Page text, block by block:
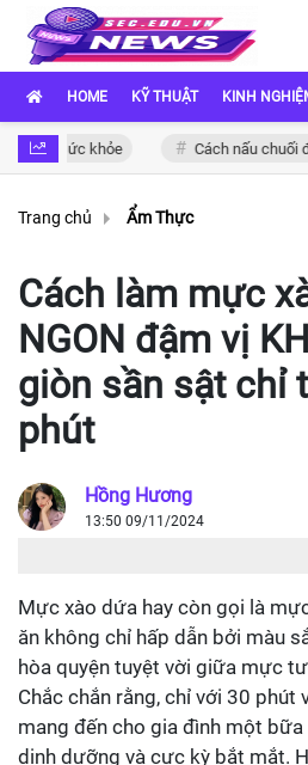
HOME KỸ THUẬT KINH
khỏe Cách nấu chuối đậu ốc
Trang chủ Ẩm Thực
Cách làm mực
NGON đậm vị
giòn sần sật chỉ
phút
Hồng Hương
13:50 09/11/2024
Mực xào dứa hay còn gọi là
ăn không chỉ hấp dẫn bởi màu
hòa quyện tuyệt vời giữa mực
Chắc chắn rằng, chỉ với 30 phút
mang đến cho gia đình một
dinh dưỡng và cực kỳ bắt mắt.